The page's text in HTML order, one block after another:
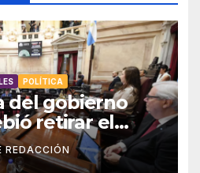
POLÍTICA
del gobierno
retirar el
falta de votos
REDACCIÓN